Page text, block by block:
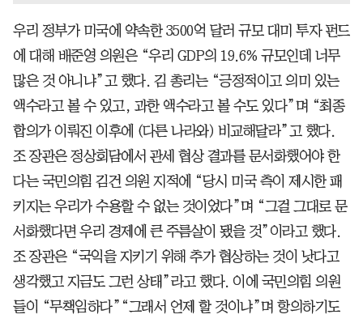
우리 정부가 미국에 약속한 3500억 달러 규모 대미 투자 펀드
에 대해 배준영 의원은 “우리 GDP의 19.6% 규모인데 너무
많은 것 아니냐”고 했다. 김 총리는 “긍정적이고 의미 있는
액수라고 볼 수 있고, 과한 액수라고 볼 수도 있다”며 “최종
합의가 이뤄진 이후에 (다른 나라와) 비교해달라”고 했다.
조 장관은 정상회담에서 관세 협상 결과를 문서화했어야 한
다는 국민의힘 김건 의원 지적에 “당시 미국 측이 제시한 패
키지는 우리가 수용할 수 없는 것이었다”며 “그걸 그대로 문
서화했다면 우리 경제에 큰 주름살이 됐을 것”이라고 했다.
조 장관은 “국익을 지키기 위해 추가 협상하는 것이 낫다고
생각했고 지금도 그런 상태”라고 했다. 이에 국민의힘 의원
들이 “무책임하다”“그래서 언제 할 것이냐”며 항의하기도